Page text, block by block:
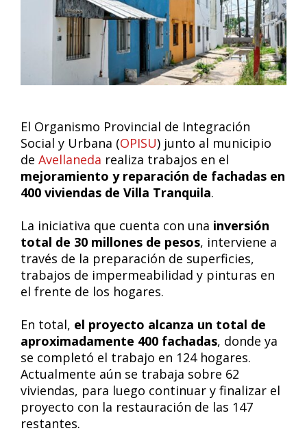
El Organismo Provincial de Integración
Social y Urbana (OPISU) junto al municipio
de Avellaneda realiza trabajos en el
mejoramiento y reparación de fachadas en
400 viviendas de Villa Tranquila.
La iniciativa que cuenta con una inversión
total de 30 millones de pesos, interviene a
través de la preparación de superficies,
trabajos de impermeabilidad y pinturas en
el frente de los hogares.
En total, el proyecto alcanza un total de
aproximadamente 400 fachadas, donde ya
se completó el trabajo en 124 hogares.
Actualmente aún se trabaja sobre 62
viviendas, para luego continuar y finalizar el
proyecto con la restauración de las 147
restantes.